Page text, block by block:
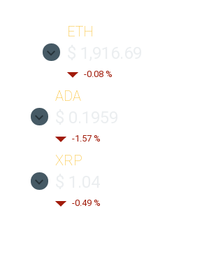
ETH
-0.08 %
ADA
-1.57 %
XRP
-0.49 %